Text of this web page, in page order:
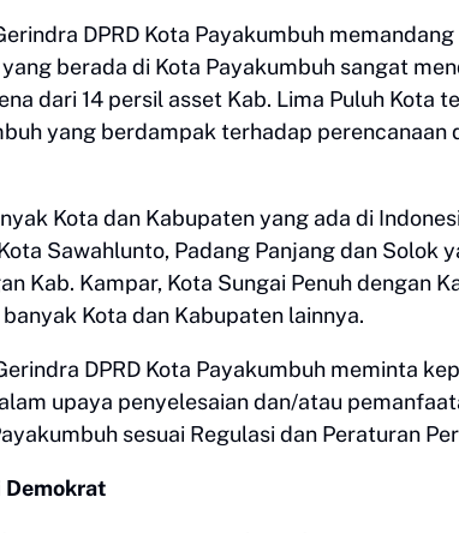
DPRD Kota Payakumbuh
berada di Kota Payakumbuh sangat
dari 14 persil asset Kab. Lima Puluh Kota
yang berdampak terhadap perencanaan
Kota dan Kabupaten yang ada di
Sawahlunto, Padang Panjang dan Solok
Kab. Kampar, Kota Sungai Penuh dengan
Kota dan Kabupaten lainnya.
DPRD Kota Payakumbuh meminta
upaya penyelesaian dan/atau
sesuai Regulasi dan Peraturan
Demokrat